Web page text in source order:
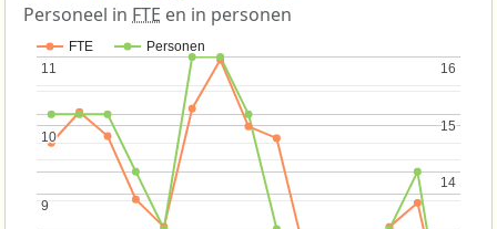
Personeel in FTE en in personen
FTE Personen
9
9
10
10
11
11
14
14
15
15
16
16